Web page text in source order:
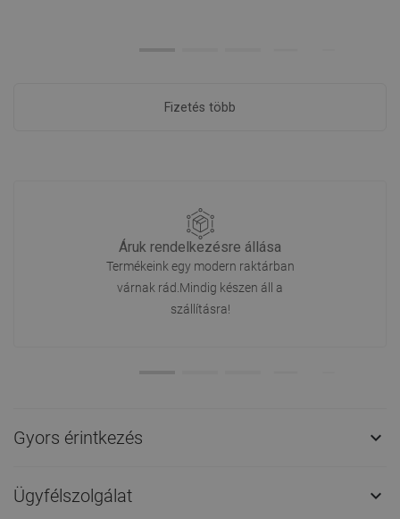
Fizetés több
Áruk rendelkezésre állása
Termékeink egy modern raktárban
várnak rád.Mindig készen áll a
szállításra!
Gyors érintkezés 
Ügyfélszolgálat 